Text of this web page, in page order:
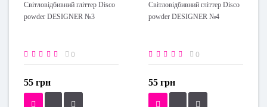
Світловідбивний гліттер Disco
powder DESIGNER №3
0
55 грн
Світловідбивний гліттер Disco
powder DESIGNER №4
0
55 грн